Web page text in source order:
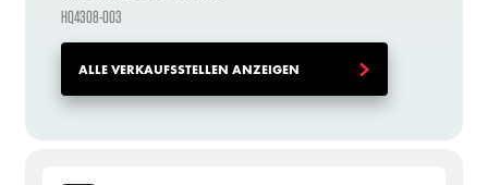
HQ4308-003
ALLE VERKAUFSSTELLEN ANZEIGEN